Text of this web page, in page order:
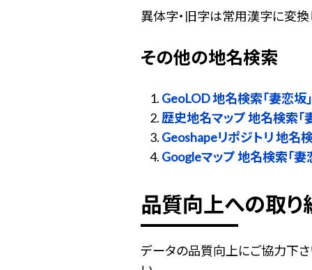
異体字・旧字は常用漢字に変
その他の地名検索
GeoLOD 地名検索「妻恋坂」
歴史地名マップ 地名検索「
Geoshapeリポジトリ 地名
Googleマップ 地名検索「妻
品質向上への取り
データの品質向上にご協力下